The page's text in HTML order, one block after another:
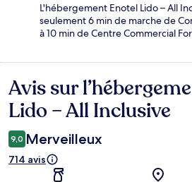
L'hébergement Enotel Lido – All
seulement 6 min de marche de
à 10 min de Centre Commercial
Avis
Avis sur
Lido – All Inclusive
9,0 Merveilleux
714 avis